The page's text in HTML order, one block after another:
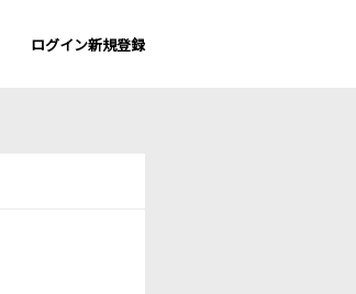
ログイン新規登録